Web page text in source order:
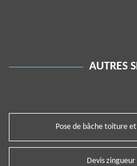
AUTRES
Pose de bâche toiture
Devis